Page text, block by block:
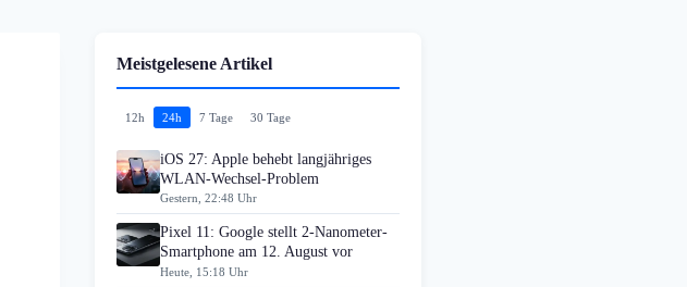
Meistgelesene Artikel
12h 24h 7 Tage 30 Tage
iOS 27: Apple behebt langjähriges
WLAN-Wechsel-Problem
Gestern, 22:48 Uhr
Pixel 11: Google stellt 2-Nanometer-
Smartphone am 12. August vor
Heute, 15:18 Uhr